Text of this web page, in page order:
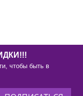
чтобы быть в